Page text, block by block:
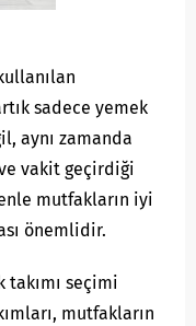
sadece yemek
aynı zamanda
vakit geçirdiği
mutfakların iyi
önemlidir.
seçimi
mutfakların